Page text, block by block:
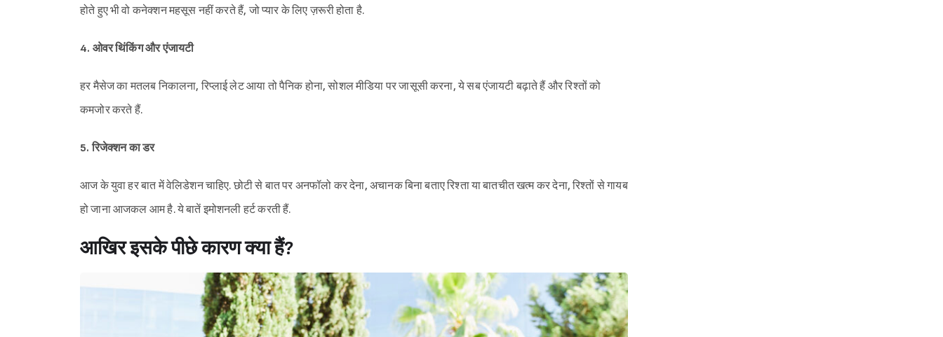
होते हुए भी वो कनेक्शन महसूस नहीं करते हैं, जो प्यार के लिए ज़रूरी होता है.
4. ओवर थिंकिंग और एंजायटी
हर मैसेज का मतलब निकालना, रिप्लाई लेट आया तो पैनिक होना, सोशल मीडिया पर जासूसी करना, ये सब एंजायटी बढ़ाते हैं और रिश्तों को
कमजोर करते हैं.
5. रिजेक्शन का डर
आज के युवा हर बात में वेलिडेशन चाहिए. छोटी से बात पर अनफॉलो कर देना, अचानक बिना बताए रिश्ता या बातचीत खत्म कर देना, रिश्तों से गायब
हो जाना आजकल आम है. ये बातें इमोशनली हर्ट करती हैं.
आखिर इसके पीछे कारण क्या हैं?